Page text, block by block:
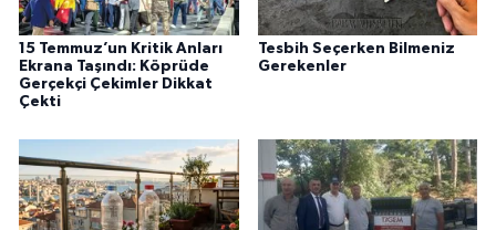
15 Temmuz’un Kritik Anları
Ekrana Taşındı: Köprüde
Gerçekçi Çekimler Dikkat
Çekti
Tesbih Seçerken Bilmeniz
Gerekenler